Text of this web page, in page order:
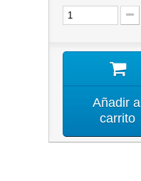
Añadir al
carrito